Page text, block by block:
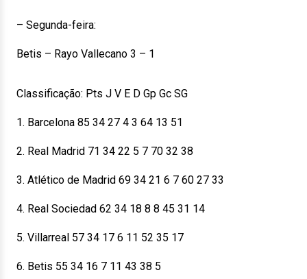
– Segunda-feira:
Betis – Rayo Vallecano 3 – 1
Classificação: Pts J V E D Gp Gc SG
1. Barcelona 85 34 27 4 3 64 13 51
2. Real Madrid 71 34 22 5 7 70 32 38
3. Atlético de Madrid 69 34 21 6 7 60 27 33
4. Real Sociedad 62 34 18 8 8 45 31 14
5. Villarreal 57 34 17 6 11 52 35 17
6. Betis 55 34 16 7 11 43 38 5